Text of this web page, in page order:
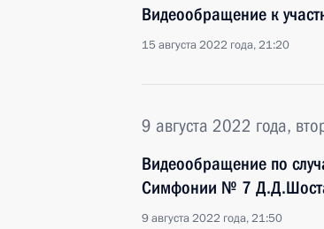
Видеообращение к
15 августа 2022 года, 21:20
9 августа 2022 года,
Видеообращение по
Симфонии № 7
9 августа 2022 года, 21:50